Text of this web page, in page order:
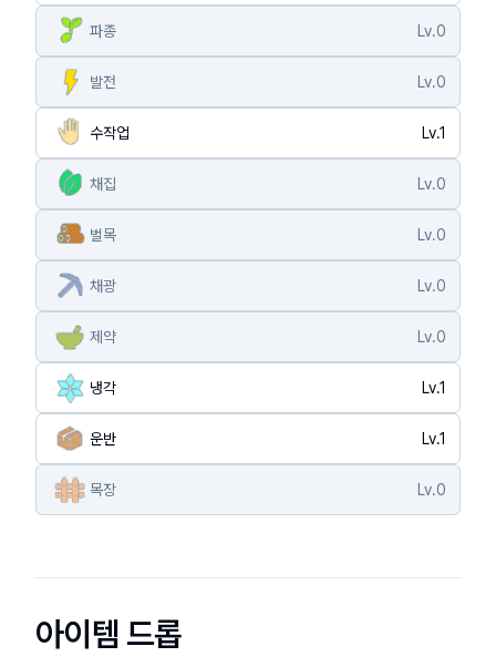
파종 Lv.0
발전 Lv.0
수작업 Lv.1
채집 Lv.0
벌목 Lv.0
채광 Lv.0
제약 Lv.0
냉각 Lv.1
운반 Lv.1
목장 Lv.0
아이템 드롭